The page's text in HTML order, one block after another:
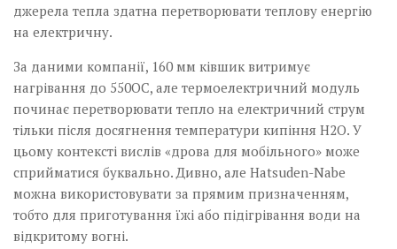
джерела тепла здатна перетворювати теплову енергію
на електричну.
За даними компанії, 160 мм ківшик витримує
нагрівання до 550ОС, але термоелектричний модуль
починає­­ ­перетворювати тепло на електричний струм
тільки після досягнення температури кипіння H2O. У
цьому контексті вислів «дрова для мобільного» може
сприйматися буквально. Дивно, але Hatsuden-Nabe
можна використовувати за прямим призначенням,
тобто для приготування їжі або підігрівання води на
відкритому вогні.